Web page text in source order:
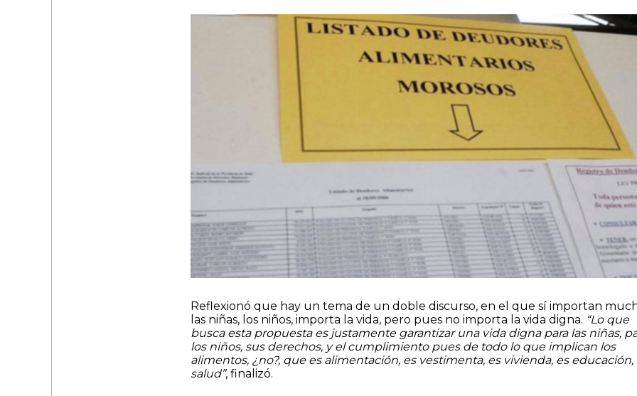
Reflexionó que hay un tema de un doble discurso, en el que sí importan
las niñas, los niños, importa la vida, pero pues no importa la vida digna. “Lo que
busca esta propuesta es justamente garantizar una vida digna para las niñas,
los niños, sus derechos, y el cumplimiento pues de todo lo que implican los
alimentos, ¿no?, que es alimentación, es vestimenta, es vivienda, es educación,
salud”, finalizó.